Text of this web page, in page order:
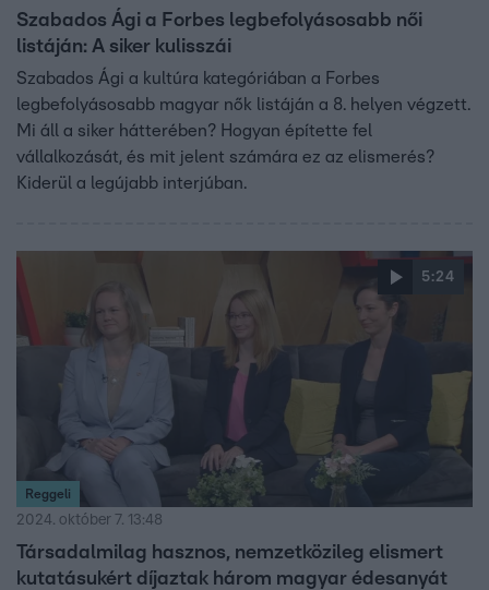
Szabados Ági a Forbes legbefolyásosabb női
listáján: A siker kulisszái
Szabados Ági a kultúra kategóriában a Forbes
legbefolyásosabb magyar nők listáján a 8. helyen végzett.
Mi áll a siker hátterében? Hogyan építette fel
vállalkozását, és mit jelent számára ez az elismerés?
Kiderül a legújabb interjúban.
5:24
Reggeli
2024. október 7. 13:48
Társadalmilag hasznos, nemzetközileg elismert
kutatásukért díjaztak három magyar édesanyát